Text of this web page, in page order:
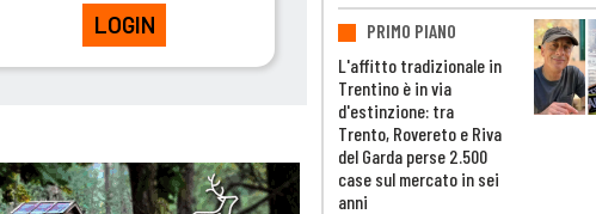
LOGIN
PRIMO PIANO
L'affitto tradizionale in
Trentino è in via
d'estinzione: tra
Trento, Rovereto e Riva
del Garda perse 2.500
case sul mercato in sei
anni